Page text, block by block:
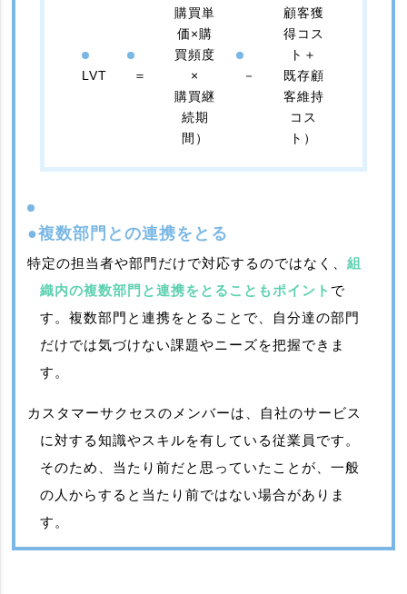
LVT ＝
購買単
価×購
買頻度
×
購買継
続期
間）
－
顧客獲
得コス
ト＋
既存顧
客維持
コス
ト）
●複数部門との連携をとる
特定の担当者や部門だけで対応するのではなく、 組
織内の複数部門と連携をとることもポイント で
す。複数部門と連携をとることで、自分達の部門
だけでは気づけない課題やニーズを把握できま
す。
カスタマーサクセスのメンバーは、自社のサービス
に対する知識やスキルを有している従業員です。
そのため、当たり前だと思っていたことが、一般
の人からすると当たり前ではない場合がありま
す。